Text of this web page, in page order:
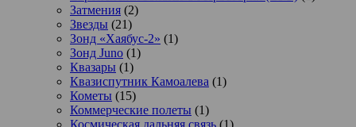
Затмения (2)
Звезды (21)
Зонд «Хаябус-2» (1)
Зонд Juno (1)
Квазары (1)
Квазиспутник Камоалева (1)
Кометы (15)
Коммерческие полеты (1)
Космическая дальняя связь (1)